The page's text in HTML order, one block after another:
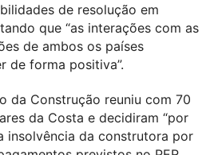
de resolução em
que “as interações com as
de ambos os países
de forma positiva”.
da Construção reuniu com 70
da Costa e decidiram “por
insolvência da construtora por